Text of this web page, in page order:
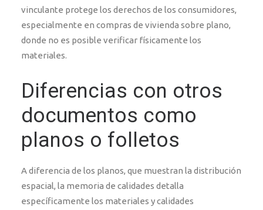
vinculante protege los derechos de los consumidores,
especialmente en compras de vivienda sobre plano,
donde no es posible verificar físicamente los
materiales.
Diferencias con otros
documentos como
planos o folletos
A diferencia de los planos, que muestran la distribución
espacial, la memoria de calidades detalla
específicamente los materiales y calidades